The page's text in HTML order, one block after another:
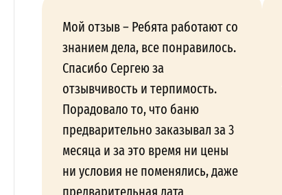
Мой отзыв – Ребята работают со
знанием дела, все понравилось.
Спасибо Сергею за
отзывчивость и терпимость.
Порадовало то, что баню
предварительно заказывал за 3
месяца и за это время ни цены
ни условия не поменялись, даже
предварительная дата